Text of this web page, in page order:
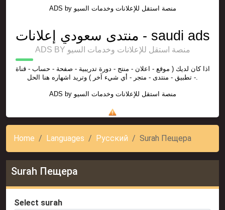
ADS by منصة استقل للإعلانات وخدمات السيو
منتدى سعودي إعلانات - saudi ads
ADS BY منصة استقل للإعلانات وخدمات السيو
اذا كان لديك ( موقع - اعلان - منتج - دورة تدريبية - صفحة - حساب - قناة
- تطبيق - منتدى - متجر - أي شيء آخر ) وتريد اشهاره هنا الحل.
ADS by منصة استقل للإعلانات وخدمات السيو
Home Languages Русский Surah Пещера
Surah Пещера
Select surah